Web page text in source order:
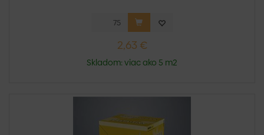
2,63 €
Skladom: viac ako 5 m2